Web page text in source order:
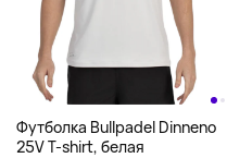
Футболка Bullpadel Dinneno
25V T-shirt, белая